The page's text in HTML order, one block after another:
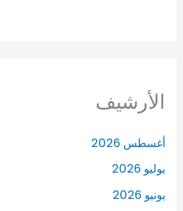
الأرشيف
أغسطس 2026
يوليو 2026
يونيو 2026